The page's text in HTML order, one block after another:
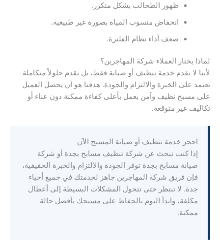
ظهور الطحالب بشكل متكرر.
انخفاض منسوب المياه بصورة غير طبيعية.
ضعف أداء نظام الفلترة.
لماذا يختار العملاء شركة المهاجرين؟
لأننا لا نقدم خدمة تنظيف أو صيانة فقط، بل نقدم حلولاً متكاملة
تعتمد على الخبرة والالتزام والجودة. هدفنا هو أن يحصل العميل
على مسبح نظيف وآمن يعمل بأعلى كفاءة ممكنة دون عناء أو
تكاليف غير متوقعة.
احجز خدمة تنظيف أو صيانة المسبح الآن
إذا كنت تبحث عن شركة تنظيف مسابح بجدة أو شركة
صيانة مسابح بجدة توفر الجودة والالتزام والخبرة الحقيقية،
فإن فريق شركة المهاجرين جاهز لخدمتك في جميع أحياء
جدة. لا تنتظر حتى تتحول المشكلات البسيطة إلى أعطال
مكلفة، وابدأ اليوم بالحفاظ على مسبحك بأفضل حالة
ممكنة.